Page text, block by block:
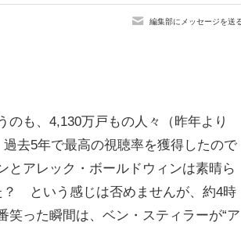
編集部にメッセージを送
も、4,130万戸もの人々（昨年より
去5年で最高の視聴率を獲得したので
とアレック・ボールドウィンは素晴ら
？ という感じは否めませんが、約4時
った瞬間は、ベン・スティラーが“ア